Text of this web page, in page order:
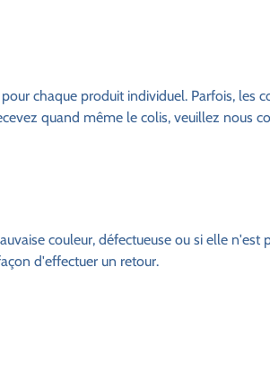
chaque produit individuel. Parfois, les
quand même le colis, veuillez nous
couleur, défectueuse ou si elle n'est
d'effectuer un retour.